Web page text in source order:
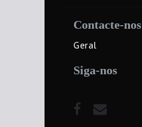
Contacte-nos
Geral
Siga-nos